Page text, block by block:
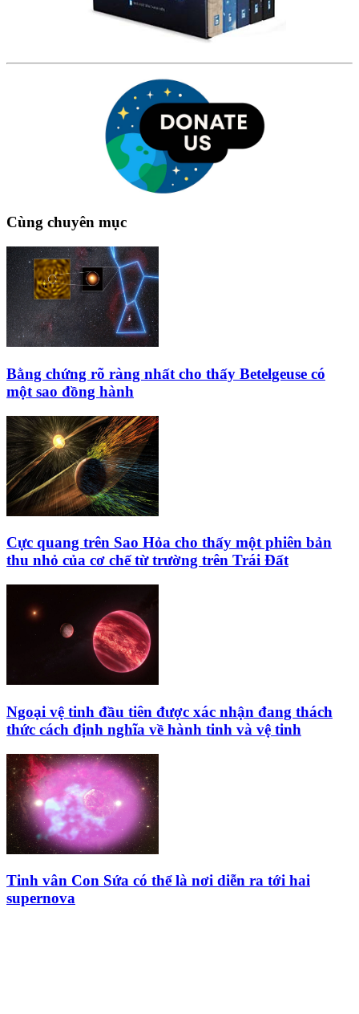
Cùng chuyên mục
Bằng chứng rõ ràng nhất cho thấy Betelgeuse có
một sao đồng hành
Cực quang trên Sao Hỏa cho thấy một phiên bản
thu nhỏ của cơ chế từ trường trên Trái Đất
Ngoại vệ tinh đầu tiên được xác nhận đang thách
thức cách định nghĩa về hành tinh và vệ tinh
Tinh vân Con Sứa có thể là nơi diễn ra tới hai
supernova